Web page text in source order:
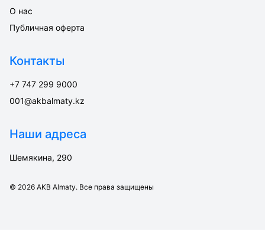
О нас
Публичная оферта
Контакты
+7 747 299 9000
001@akbalmaty.kz
Наши адреса
Шемякина, 290
© 2026 AKB Almaty. Все права защищены